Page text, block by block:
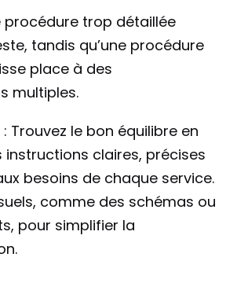
procédure trop détaillée
tandis qu’une procédure
place à des
multiples.
: Trouvez le bon équilibre en
instructions claires, précises
besoins de chaque service.
comme des schémas ou
pour simplifier la